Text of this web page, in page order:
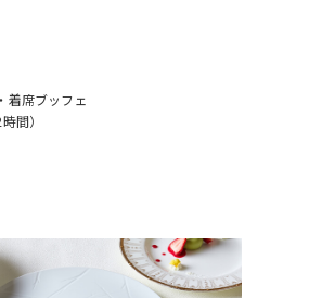
着席ブッフェ
間）